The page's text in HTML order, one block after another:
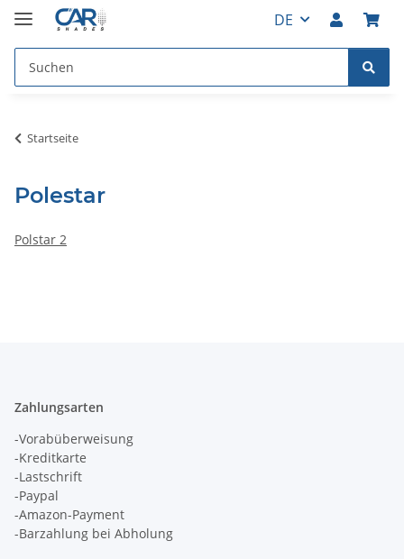
DE
Startseite
Polestar
Polstar 2
Zahlungsarten
-Vorabüberweisung
-Kreditkarte
-Lastschrift
-Paypal
-Amazon-Payment
-Barzahlung bei Abholung